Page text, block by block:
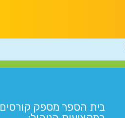
בית הספר מספק קורסים